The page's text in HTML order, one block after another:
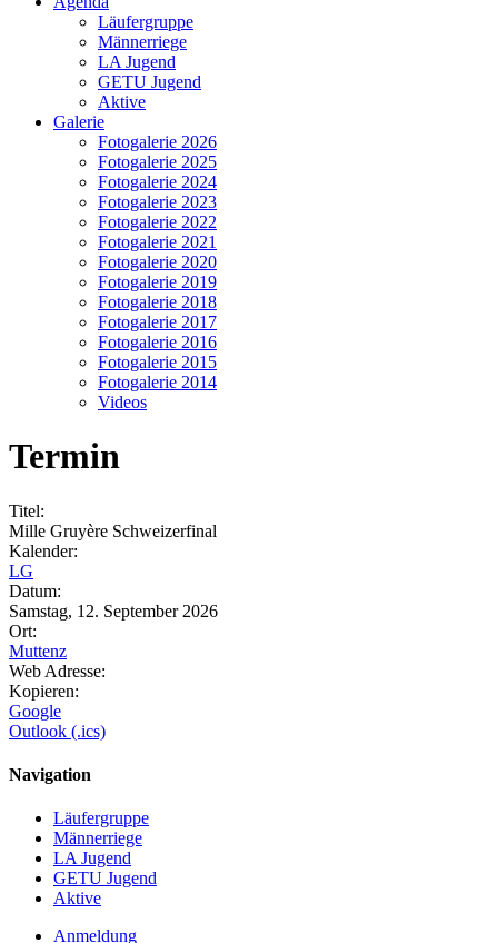
Läufergruppe
Männerriege
LA Jugend
GETU Jugend
Aktive
Galerie
Fotogalerie 2026
Fotogalerie 2025
Fotogalerie 2024
Fotogalerie 2023
Fotogalerie 2022
Fotogalerie 2021
Fotogalerie 2020
Fotogalerie 2019
Fotogalerie 2018
Fotogalerie 2017
Fotogalerie 2016
Fotogalerie 2015
Fotogalerie 2014
Videos
Termin
Titel:
Mille Gruyère Schweizerfinal
Kalender:
LG
Datum:
Samstag, 12. September 2026
Ort:
Muttenz
Web Adresse:
Kopieren:
Google
Outlook (.ics)
Navigation
Läufergruppe
Männerriege
LA Jugend
GETU Jugend
Aktive
Anmeldung